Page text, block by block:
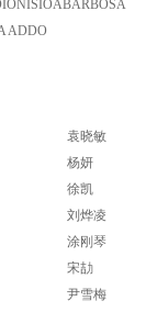
ADDO
袁晓敏
杨妍
徐凯
刘烨凌
涂刚琴
宋劼
尹雪梅